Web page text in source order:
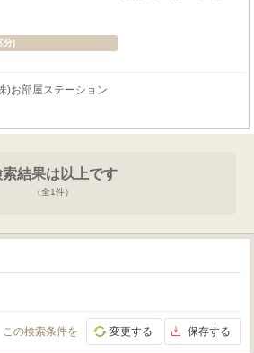
分)
お部屋ステーション
索結果は以上です
（全1件）
この検索条件を 変更する 保存する